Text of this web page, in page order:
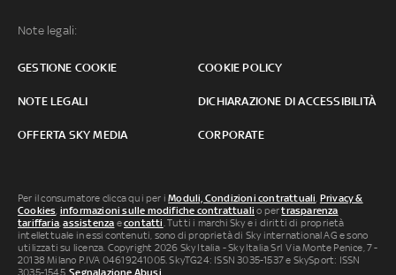
Note legali:
GESTIONE COOKIE COOKIE POLICY
NOTE LEGALI DICHIARAZIONE DI ACCESSIBILITÀ
OFFERTA SKY MEDIA CORPORATE
Per il consumatore clicca qui per iModuli, Condizioni contrattuali, Privacy &
Cookies, informazioni sulle modifiche contrattuali o pertrasparenza
tariffaria,assistenza econtatti. Tutti i marchi Sky e i diritti di proprietà
intellettuale in essi contenuti, sono di proprietà di Sky international AG e sono
utilizzati su licenza. Copyright 2026 Sky Italia - Sky Italia Srl Via Monte Penice, 7 -
20138 Milano P.IVA 04619241005. SkyTG24: ISSN 3035-1537 e SkySport: ISSN
3035-1545.Segnalazione Abusi